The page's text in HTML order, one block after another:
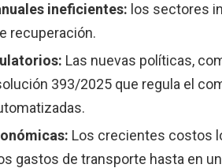
ineficientes: los sectores
recuperación.
Las nuevas políticas,
393/2025 que regula el
Los crecientes costos
gastos de transporte hasta en un